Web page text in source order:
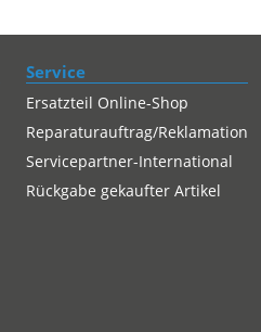
Service
Ersatzteil Online-Shop
Reparaturauftrag/Reklamation
Servicepartner-International
Rückgabe gekaufter Artikel